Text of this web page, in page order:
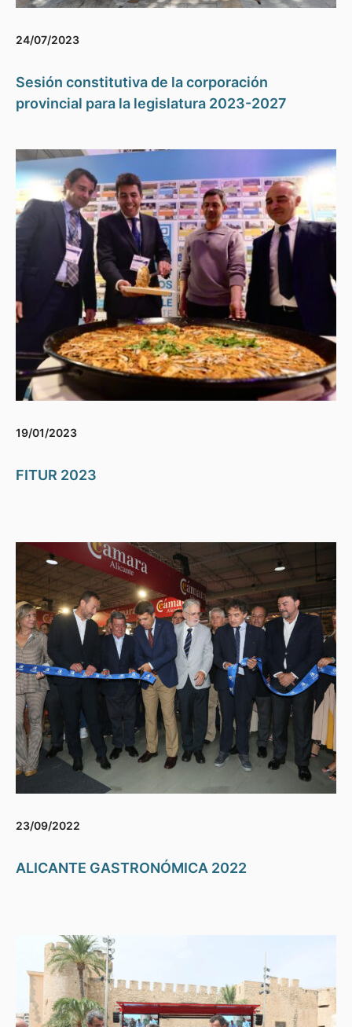
24/07/2023
Sesión constitutiva de la corporación
provincial para la legislatura 2023-2027
19/01/2023
FITUR 2023
23/09/2022
ALICANTE GASTRONÓMICA 2022